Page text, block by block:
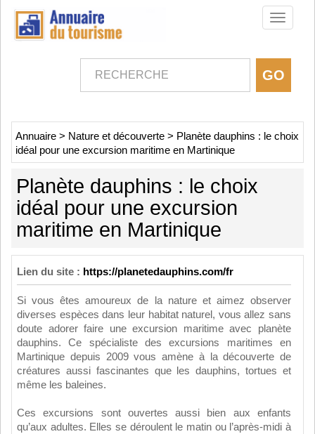
Toggle
Annuaire > Nature et découverte > Planète dauphins : le choix
idéal pour une excursion maritime en Martinique
Planète dauphins : le choix
idéal pour une excursion
maritime en Martinique
Lien du site : https://planetedauphins.com/fr
Si vous êtes amoureux de la nature et aimez observer
diverses espèces dans leur habitat naturel, vous allez sans
doute adorer faire une excursion maritime avec planète
dauphins. Ce spécialiste des excursions maritimes en
Martinique depuis 2009 vous amène à la découverte de
créatures aussi fascinantes que les dauphins, tortues et
même les baleines.
Ces excursions sont ouvertes aussi bien aux enfants
qu’aux adultes. Elles se déroulent le matin ou l’après-midi à